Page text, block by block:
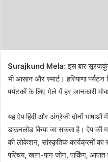
Surajkund Mela:इस बार
भी आसान और स्मार्ट। हरियाणा पर्यटन
पर्यटकों के लिए मेले में हर जानकारी
यह ऐप हिंदी और अंग्रेजी दोनों
डाउनलोड किया जा सकता है। ऐप
की लोकेशन, सांस्कृतिक कार्यक्रमों का
परिचय, खान-पान जोन, पार्किंग,